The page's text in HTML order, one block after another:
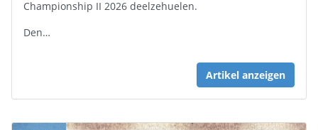
Championship II 2026 deelzehuelen.
Den…
Artikel anzeigen